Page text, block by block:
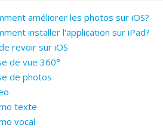
améliorer les photos sur iOS?
installer l'application sur iPad?
revoir sur iOS
de vue 360°
de photos
texte
vocal